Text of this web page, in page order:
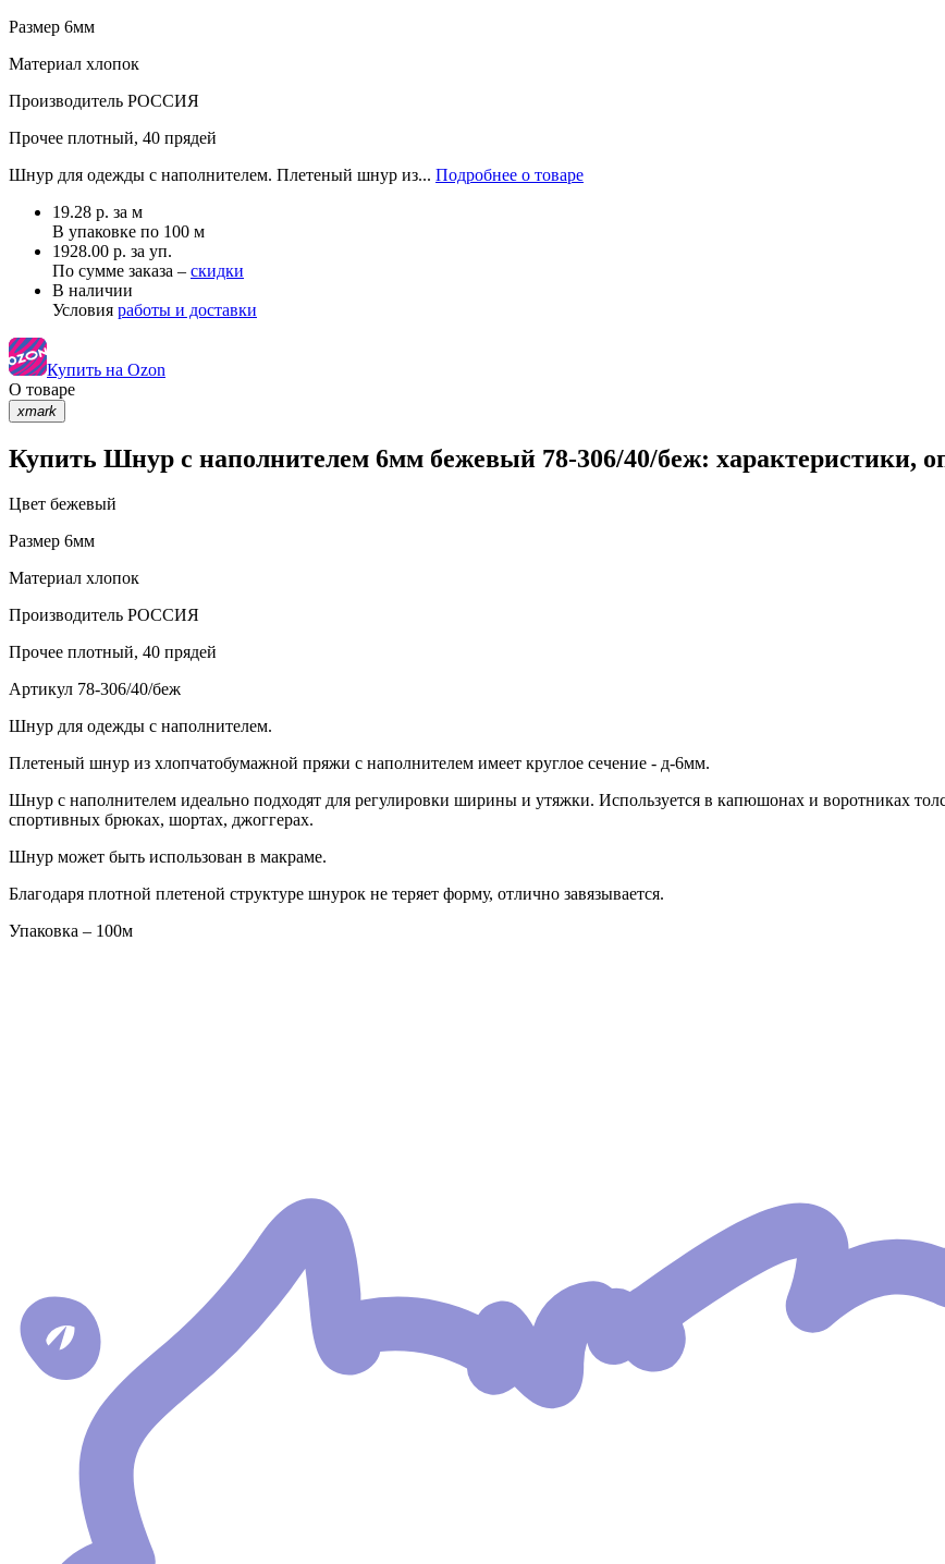
Размер 6мм
Материал хлопок
Производитель РОССИЯ
Прочее плотный, 40 прядей
Шнур для одежды с наполнителем. Плетеный шнур из... Подробнее о товаре
19.28 р. за м
В упаковке по 100 м
1928.00 р. за уп.
По сумме заказа – скидки
В наличии
Условия работы и доставки
Купить на Ozon
О товаре
xmark
Купить Шнур с наполнителем 6мм бежевый 78-306/40/беж: характеристики,
Цвет бежевый
Размер 6мм
Материал хлопок
Производитель РОССИЯ
Прочее плотный, 40 прядей
Артикул 78-306/40/беж
Шнур для одежды с наполнителем.
Плетеный шнур из хлопчатобумажной пряжи с наполнителем имеет круглое сечение - д-6мм.
Шнур с наполнителем идеально подходят для регулировки ширины и утяжки. Используется в капюшонах и воротниках
спортивных брюках, шортах, джоггерах.
Шнур может быть использован в макраме.
Благодаря плотной плетеной структуре шнурок не теряет форму, отлично завязывается.
Упаковка – 100м